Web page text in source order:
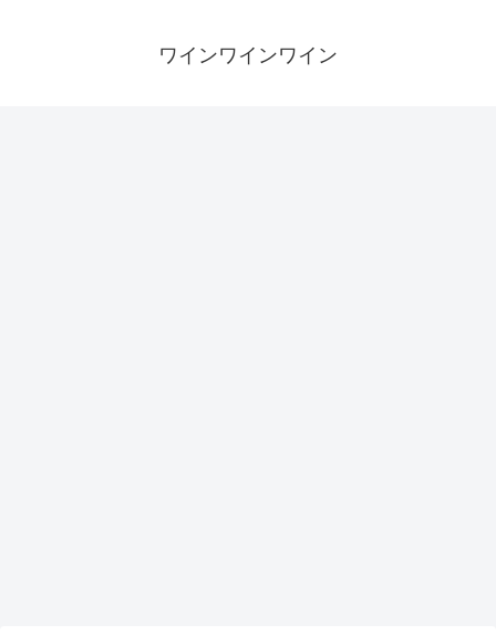
ワインワインワイン